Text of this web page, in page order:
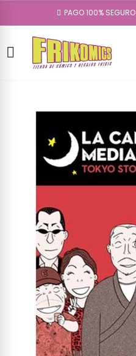
PAGO 100% SEGURO